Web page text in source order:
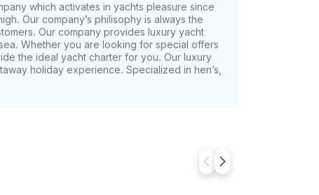
which activates in yachts pleasure since
Our company’s philisophy is always the
Our company provides luxury yacht
Whether you are looking for special offers
the ideal yacht charter for you. Our luxury
holiday experience. Specialized in hen’s,